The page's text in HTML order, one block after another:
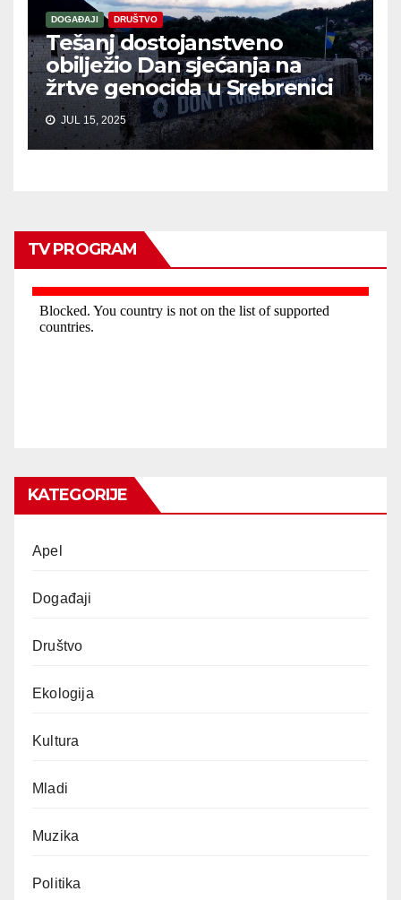
DOGAĐAJI DRUŠTVO
Tešanj dostojanstveno
obilježio Dan sjećanja na
žrtve genocida u Srebrenici
JUL 15, 2025
TV PROGRAM
KATEGORIJE
Apel
Događaji
Društvo
Ekologija
Kultura
Mladi
Muzika
Politika